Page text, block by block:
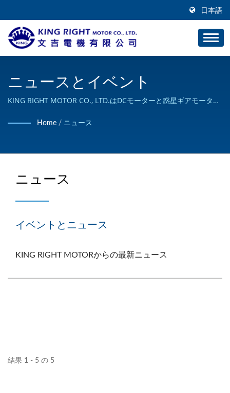
日本語
ニュースとイベント
KING RIGHT MOTOR CO., LTD.はDCモーターと惑星ギアモーター
Home / ニュース
ニュース
イベントとニュース
KING RIGHT MOTORからの最新ニュース
結果 1 - 5 の 5